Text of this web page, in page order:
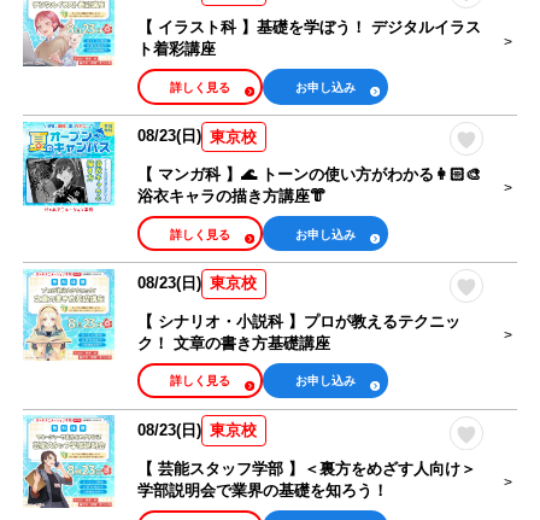
【 イラスト科 】基礎を学ぼう！ デジタルイラス
ト着彩講座
お申し込み
詳しく見る
08/23(日) 東京校
【 マンガ科 】🌊 トーンの使い方がわかる👩🏻‍🎨
浴衣キャラの描き方講座👘
お申し込み
詳しく見る
08/23(日) 東京校
【 シナリオ・小説科 】プロが教えるテクニッ
ク！ 文章の書き方基礎講座
お申し込み
詳しく見る
08/23(日) 東京校
【 芸能スタッフ学部 】＜裏方をめざす人向け＞
学部説明会で業界の基礎を知ろう！